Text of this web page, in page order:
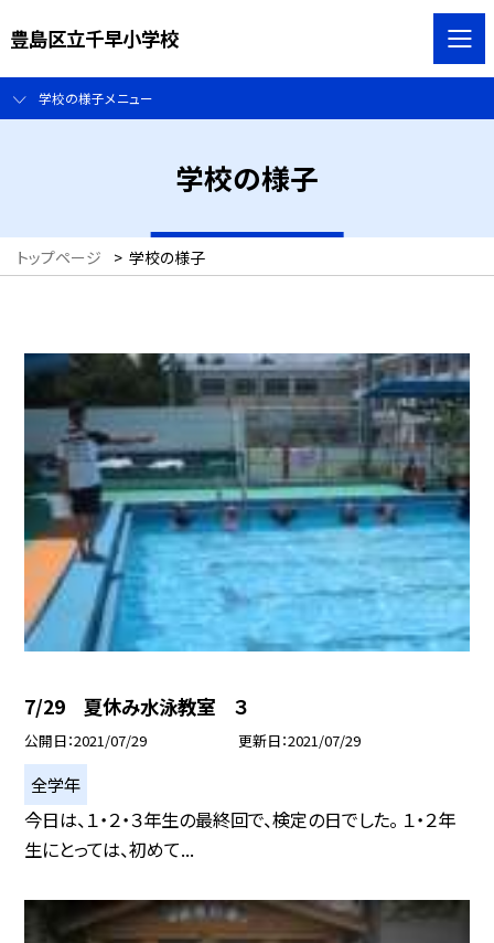
豊島区立千早小学校
学校の様子メニュー
学校の様子
トップページ > 学校の様子
7/29 夏休み水泳教室 ３
公開日 2021/07/29 更新日 2021/07/29
全学年
今日は、１・２・３年生の最終回で、検定の日でした。 １・２年
生にとっては、初めて...